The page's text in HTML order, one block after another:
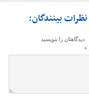
نظرات بینندگان:
دیدگاهتان را بنویسید
*